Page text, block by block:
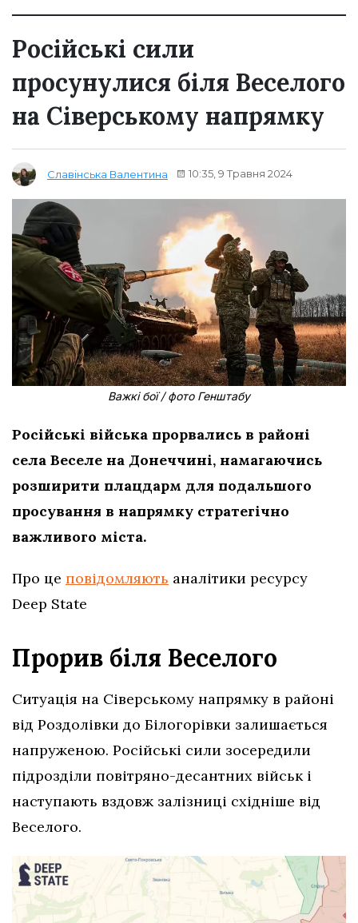
Російські сили
просунулися біля Веселого
на Сіверському напрямку
Славінська Валентина 10:35, 9 Травня 2024
Важкі бої / фото Генштабу
Російські війська прорвались в районі
села Веселе на Донеччині, намагаючись
розширити плацдарм для подальшого
просування в напрямку стратегічно
важливого міста.
Про це повідомляють аналітики ресурсу
Deep State
Прорив біля Веселого
Ситуація на Сіверському напрямку в районі
від Роздолівки до Білогорівки залишається
напруженою. Російські сили зосередили
підрозділи повітряно-десантних військ і
наступають вздовж залізниці східніше від
Веселого.